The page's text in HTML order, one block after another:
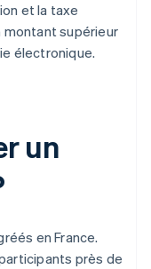
et la taxe
montant supérieur
électronique.
un
en France.
près de